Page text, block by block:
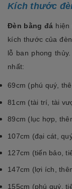
Kích thước
Đèn bằng đá hiện
kích thước của
lỗ ban phong
nhất:
69cm (phú quý,
81cm (tài trí, tài
89cm (lục hợp,
107cm (đại cát,
127cm (tiến bảo,
147cm (lợi ích,
155cm (phú quý,